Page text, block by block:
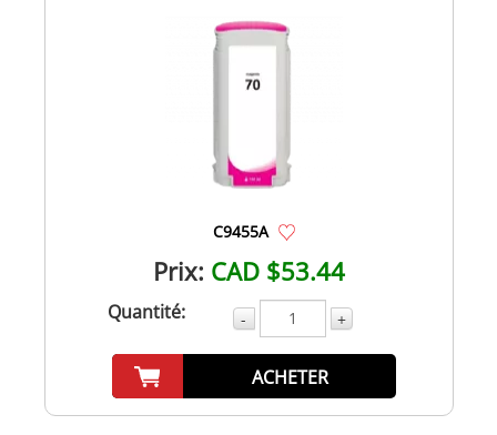
C9455A
Prix: CAD $53.44
Quantité: - +
ACHETER